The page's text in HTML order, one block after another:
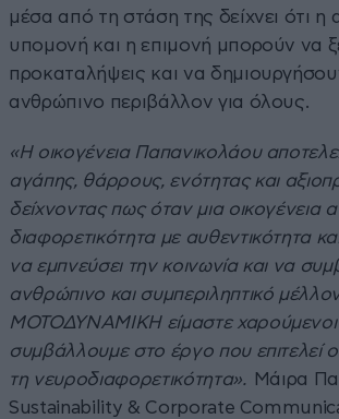
μέσα από τη στάση της δείχνει ότι η
υπομονή και η επιμονή μπορούν να
προκαταλήψεις και να
ανθρώπινο περιβάλλον για όλους.
«Η οικογένεια Παπανικολάου
αγάπης, θάρρους, ενότητας και
δείχνοντας πως όταν μια οικογένεια
διαφορετικότητα με αυθεντικότητα
να εμπνεύσει την κοινωνία και να
ανθρώπινο και συμπεριληπτικό
ΜΟΤΟΔΥΝΑΜΙΚΗ είμαστε
συμβάλλουμε στο έργο που επιτελεί
τη νευροδιαφορετικότητα». Μάιρα
Sustainability & Corporate